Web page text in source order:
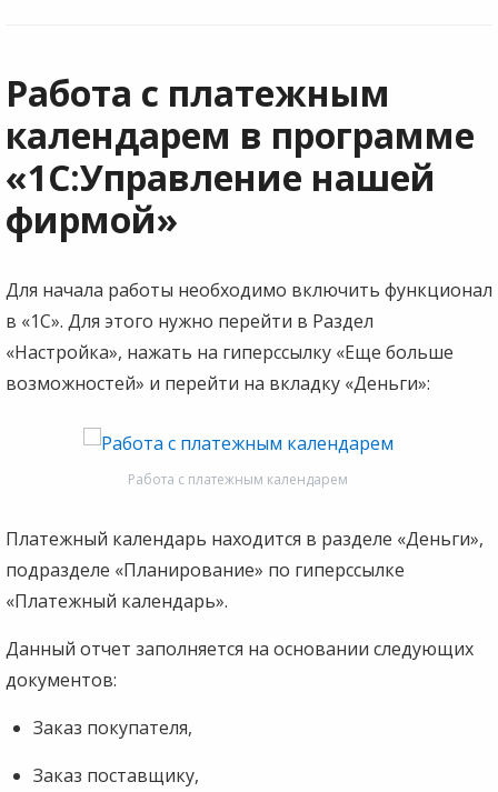
Работа с платежным
календарем в программе
«1С:Управление нашей
фирмой»
Для начала работы необходимо включить функционал
в «1С». Для этого нужно перейти в Раздел
«Настройка», нажать на гиперссылку «Еще больше
возможностей» и перейти на вкладку «Деньги»:
Работа с платежным календарем
Платежный календарь находится в разделе «Деньги»,
подразделе «Планирование» по гиперссылке
«Платежный календарь».
Данный отчет заполняется на основании следующих
документов:
Заказ покупателя,
Заказ поставщику,